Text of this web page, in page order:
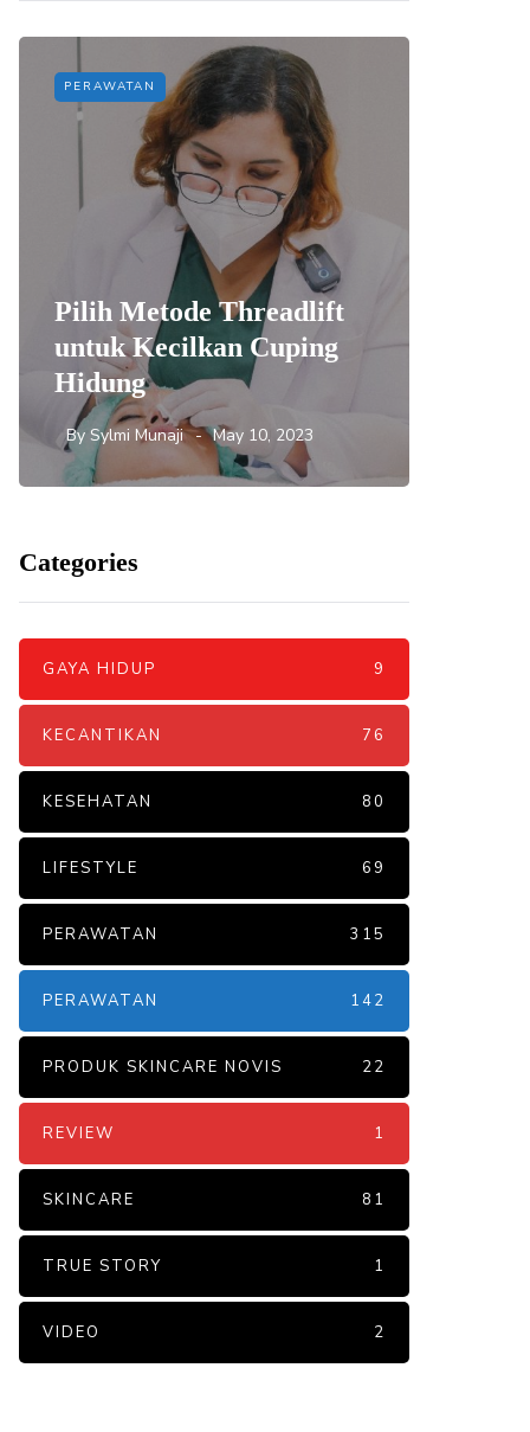
PERAWATAN
Pilih Metode Threadlift
untuk Kecilkan Cuping
Hidung
By Sylmi Munaji May 10, 2023
Categories
GAYA HIDUP 9
KECANTIKAN 76
KESEHATAN 80
LIFESTYLE 69
PERAWATAN 315
PERAWATAN 142
PRODUK SKINCARE NOVIS 22
REVIEW 1
SKINCARE 81
TRUE STORY 1
VIDEO 2